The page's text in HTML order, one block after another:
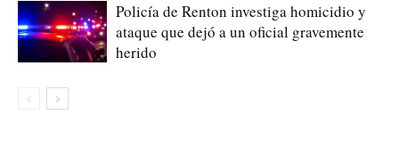
Policía de Renton investiga homicidio y
ataque que dejó a un oficial gravemente
herido